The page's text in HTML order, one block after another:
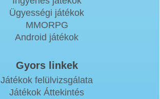
Ügyességi játékok
MMORPG
Android játékok
Gyors linkek
Játékok felülvizsgálata
Játékok Áttekintés